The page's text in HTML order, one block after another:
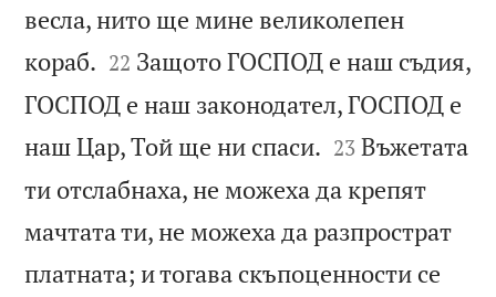
весла, нито ще мине великолепен
кораб. 

22 Защото ГОСПОД е наш съдия,
ГОСПОД е наш законодател, ГОСПОД е
наш Цар, Той ще ни спаси. 

23 Въжетата
ти отслабнаха, не можеха да крепят
мачтата ти, не можеха да разпрострат
платната; и тогава скъпоценности се